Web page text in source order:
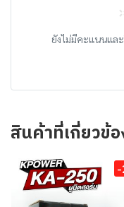
ยังไม่มีคะแนนแล
สินค้าที่เกี่ยวข้